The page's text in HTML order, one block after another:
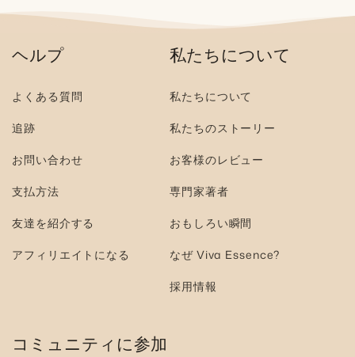
ヘルプ
よくある質問
追跡
お問い合わせ
支払方法
友達を紹介する
アフィリエイトになる
私たちについて
私たちについて
私たちのストーリー
お客様のレビュー
専門家著者
おもしろい瞬間
なぜ Viva Essence?
採用情報
コミュニティに参加